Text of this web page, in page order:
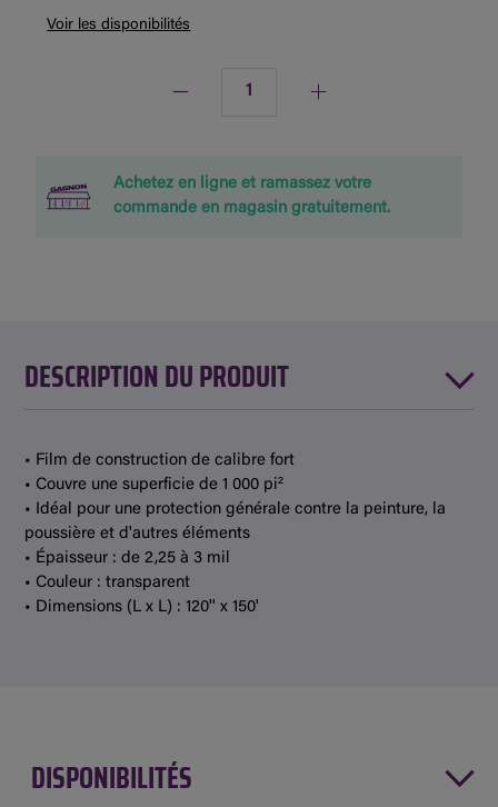
Voir les disponibilités
Achetez en ligne et ramassez votre
commande en magasin gratuitement.
DESCRIPTION DU PRODUIT
• Film de construction de calibre fort
• Couvre une superficie de 1 000 pi²
• Idéal pour une protection générale contre la peinture, la
poussière et d'autres éléments
• Épaisseur : de 2,25 à 3 mil
• Couleur : transparent
• Dimensions (L x L) : 120'' x 150'
DISPONIBILITÉS